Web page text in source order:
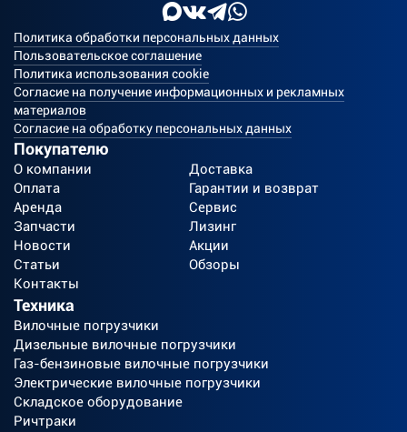
Политика обработки персональных данных
Пользовательское соглашение
Политика использования cookie
Согласие на получение информационных и рекламных
материалов
Согласие на обработку персональных данных
Покупателю
О компании
Доставка
Оплата
Гарантии и возврат
Аренда
Сервис
Запчасти
Лизинг
Новости
Акции
Статьи
Обзоры
Контакты
Техника
Вилочные погрузчики
Дизельные вилочные погрузчики
Газ-бензиновые вилочные погрузчики
Электрические вилочные погрузчики
Складское оборудование
Ричтраки